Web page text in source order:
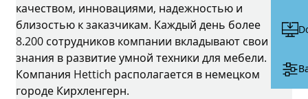
качеством, инновациями, надежностью и
близостью к заказчикам. Каждый день более
8.200 сотрудников компании вкладывают свои
знания в развитие умной техники для мебели.
Компания Hettich располагается в немецком
городе Кирхленгерн.